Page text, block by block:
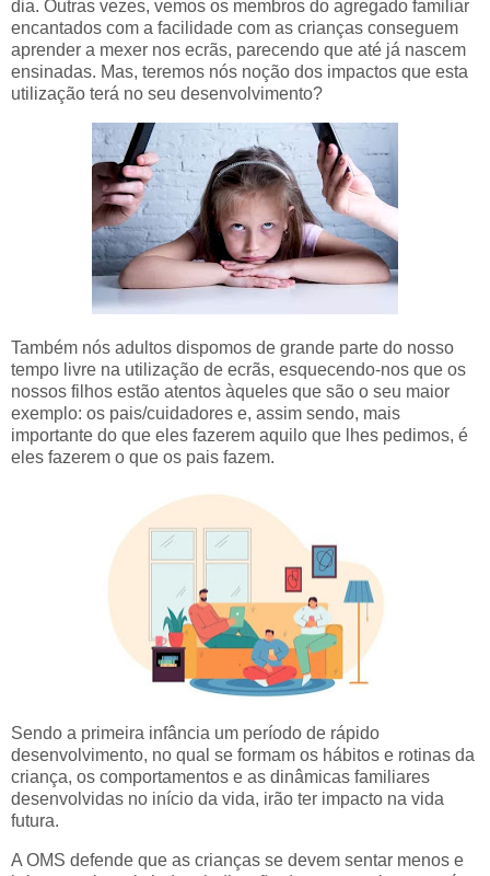
dia. Outras vezes, vemos os membros do agregado familiar
encantados com a facilidade com as crianças conseguem
aprender a mexer nos ecrãs, parecendo que até já nascem
ensinadas. Mas, teremos nós noção dos impactos que esta
utilização terá no seu desenvolvimento?
Também nós adultos dispomos de grande parte do nosso
tempo livre na utilização de ecrãs, esquecendo-nos que os
nossos filhos estão atentos àqueles que são o seu maior
exemplo: os pais/cuidadores e, assim sendo, mais
importante do que eles fazerem aquilo que lhes pedimos, é
eles fazerem o que os pais fazem.
Sendo a primeira infância um período de rápido
desenvolvimento, no qual se formam os hábitos e rotinas da
criança, os comportamentos e as dinâmicas familiares
desenvolvidas no início da vida, irão ter impacto na vida
futura.
A OMS defende que as crianças se devem sentar menos e